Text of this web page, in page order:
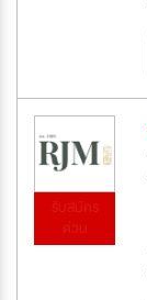
รับสมัคร
ด่วน